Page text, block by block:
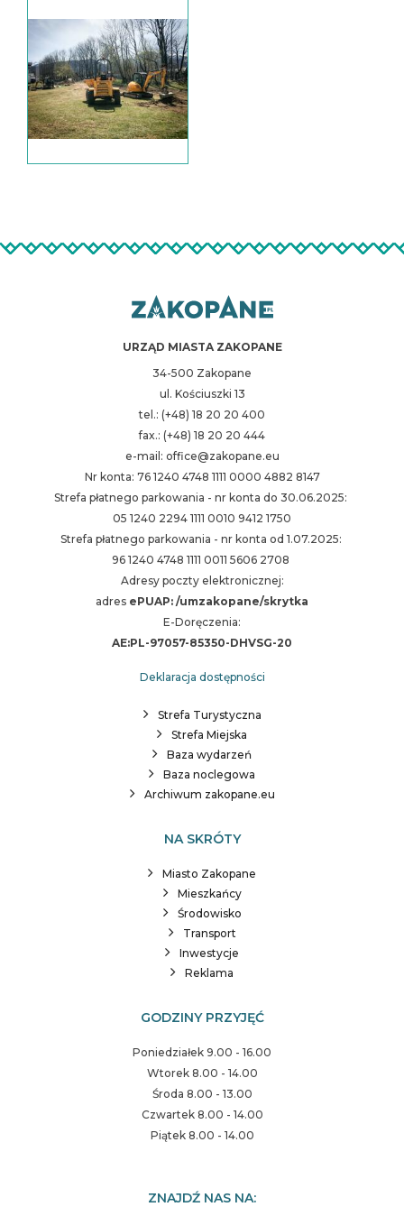
URZĄD MIASTA ZAKOPANE
34-500 Zakopane
ul. Kościuszki 13
tel.: (+48) 18 20 20 400
fax.: (+48) 18 20 20 444
e-mail: office@zakopane.eu
Nr konta: 76 1240 4748 1111 0000 4882 8147
Strefa płatnego parkowania - nr konta do 30.06.2025:
05 1240 2294 1111 0010 9412 1750
Strefa płatnego parkowania - nr konta od 1.07.2025:
96 1240 4748 1111 0011 5606 2708
Adresy poczty elektronicznej:
adres ePUAP: /umzakopane/skrytka
E-Doręczenia:
AE:PL-97057-85350-DHVSG-20
Deklaracja dostępności
Strefa Turystyczna
Strefa Miejska
Baza wydarzeń
Baza noclegowa
Archiwum zakopane.eu
NA SKRÓTY
Miasto Zakopane
Mieszkańcy
Środowisko
Transport
Inwestycje
Reklama
GODZINY PRZYJĘĆ
Poniedziałek 9.00 - 16.00
Wtorek 8.00 - 14.00
Środa 8.00 - 13.00
Czwartek 8.00 - 14.00
Piątek 8.00 - 14.00
ZNAJDŹ NAS NA: